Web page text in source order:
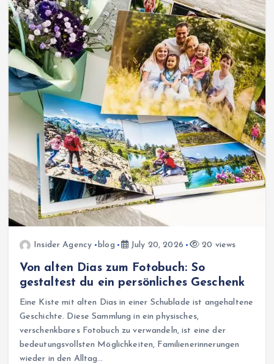
Insider Agency blog July 20, 2026 20 views
Von alten Dias zum Fotobuch: So
gestaltest du ein persönliches Geschenk
Eine Kiste mit alten Dias in einer Schublade ist angehaltene
Geschichte. Diese Sammlung in ein physisches,
verschenkbares Fotobuch zu verwandeln, ist eine der
bedeutungsvollsten Möglichkeiten, Familienerinnerungen
wieder in den Alltag…